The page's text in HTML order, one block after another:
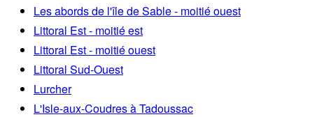
Les abords de l'île de Sable - moitié ouest
Littoral Est - moitié est
Littoral Est - moitié ouest
Littoral Sud-Ouest
Lurcher
L'Isle-aux-Coudres à Tadoussac